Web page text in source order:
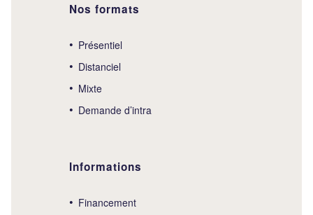
Nos formats
Présentiel
Distanciel
Mixte
Demande d’intra
Informations
Financement